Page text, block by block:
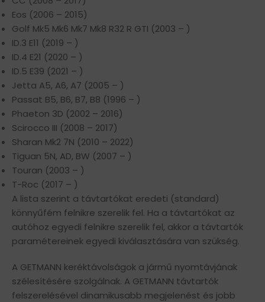
Eos (2006 – 2015)
Golf Mk5 Mk6 Mk7 Mk8 R32 R GTI (2003 – )
ID.3 E11 (2019 – )
ID.4 E21 (2020 – )
ID.5 E39 (2021 – )
Jetta A5, A6, A7 (2005 – )
Passat B5, B6, B7, B8 (1996 – )
Phaeton 3D (2002 – 2016)
Scirocco III (2008 – 2017)
Sharan Mk2 7N (2010 – 2022)
Tiguan 5N, AD, BW (2007 – )
Touran (2003 – )
T-Roc (2017 – )
A lista szerint a távtartókat eredeti (standard)
könnyűfém felnikre szerelik fel. Ha a távtartókat az
autóhoz egyedi felnikre szerelik fel, akkor a távtartók
paramétereinek egyedi kiválasztására van szükség.
A GETMANN keréktávolságok a jármű nyomtávjának
szélesítésére szolgálnak. A GETMANN távtartók
felszerelésével dinamikusabb megjelenést és jobb